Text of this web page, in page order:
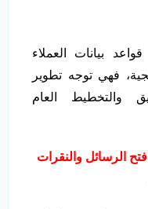
بيانات العملاء
فهي توجه تطوير
والتخطيط العام
الرسائل والنقرات